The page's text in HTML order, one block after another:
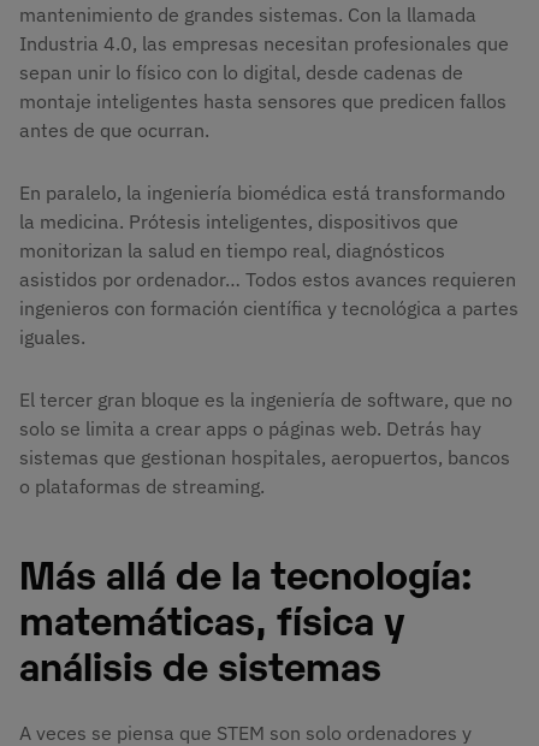
mantenimiento de grandes sistemas. Con la llamada
Industria 4.0, las empresas necesitan profesionales que
sepan unir lo físico con lo digital, desde cadenas de
montaje inteligentes hasta sensores que predicen fallos
antes de que ocurran.
En paralelo, la ingeniería biomédica está transformando
la medicina. Prótesis inteligentes, dispositivos que
monitorizan la salud en tiempo real, diagnósticos
asistidos por ordenador… Todos estos avances requieren
ingenieros con formación científica y tecnológica a partes
iguales.
El tercer gran bloque es la ingeniería de software, que no
solo se limita a crear apps o páginas web. Detrás hay
sistemas que gestionan hospitales, aeropuertos, bancos
o plataformas de streaming.
Más allá de la tecnología:
matemáticas, física y
análisis de sistemas
A veces se piensa que STEM son solo ordenadores y